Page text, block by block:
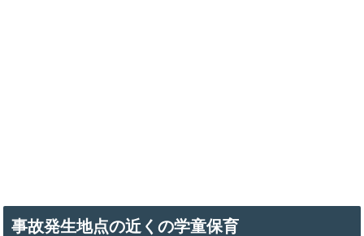
事故発生地点の近くの学童保育